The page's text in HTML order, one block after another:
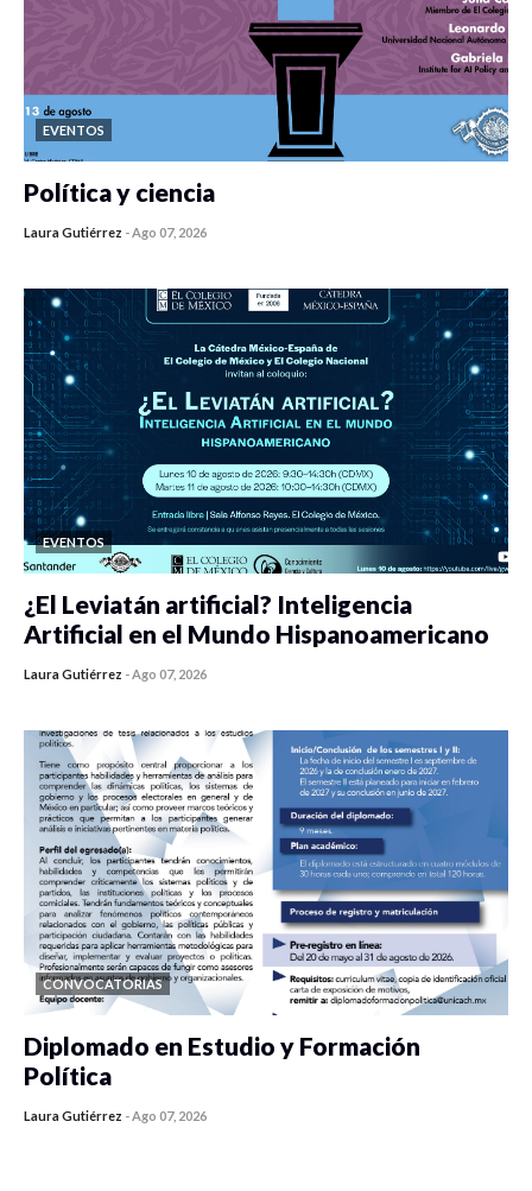
EVENTOS
Política y ciencia
Laura Gutiérrez -Ago 07, 2026
EVENTOS
¿El Leviatán artificial? Inteligencia
Artificial en el Mundo Hispanoamericano
Laura Gutiérrez -Ago 07, 2026
CONVOCATORIAS
Diplomado en Estudio y Formación
Política
Laura Gutiérrez -Ago 07, 2026